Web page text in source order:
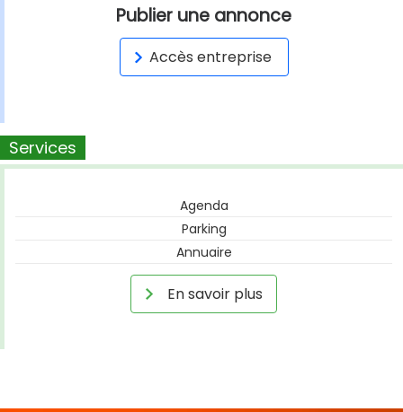
Publier une annonce
Accès entreprise
Services
Agenda
Parking
Annuaire
En savoir plus